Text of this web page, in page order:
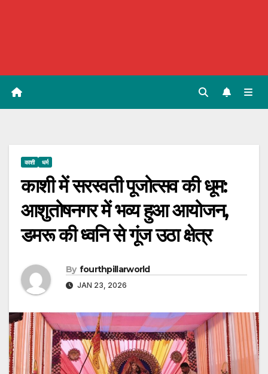
काशी धर्म
काशी में सरस्वती पूजोत्सव की धूम:
आशुतोषनगर में भव्य हुआ आयोजन,
डमरू की ध्वनि से गूंज उठा क्षेत्र
By fourthpillarworld
JAN 23, 2026